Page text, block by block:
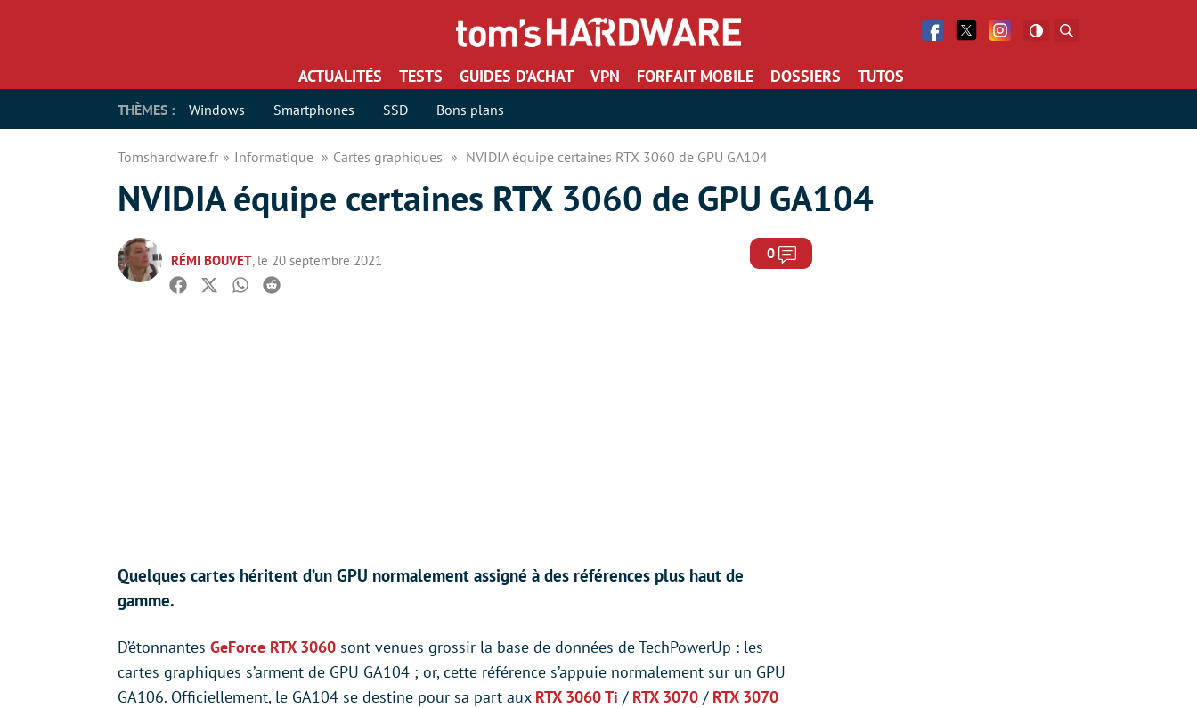
Facebook
Twitter Facebook
ACTUALITÉS TESTS GUIDES D’ACHAT VPN FORFAIT MOBILE DOSSIERS TUTOS
THÈMES : Windows Smartphones SSD Bons plans
Tomshardware.fr Informatique Cartes graphiques NVIDIA équipe certaines RTX 3060 de GPU GA104
NVIDIA équipe certaines RTX 3060 de GPU GA104
RÉMI BOUVET, le 20 septembre 2021 0 Commentaires
Facebook
TwitterWhatsapp
Reddit
Quelques cartes héritent d’un GPU normalement assigné à des références plus haut de
gamme.
D’étonnantes GeForce RTX 3060 sont venues grossir la base de données de TechPowerUp : les
cartes graphiques s’arment de GPU GA104 ; or, cette référence s’appuie normalement sur un GPU
GA106. Officiellement, le GA104 se destine pour sa part aux RTX 3060 Ti / RTX 3070 / RTX 3070